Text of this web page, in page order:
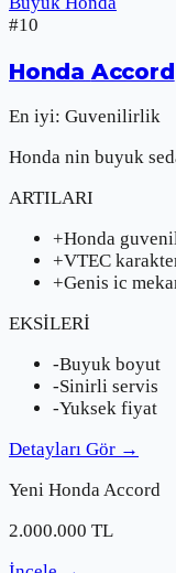
#10
Honda Accord
En iyi: Guvenilirlik
Honda nin buyuk
ARTILARI
+Honda
+VTEC
+Genis ic
EKSİLERİ
-Buyuk boyut
-Sinirli servis
-Yuksek fiyat
Detayları Gör →
Yeni HondaAccord
2.000.000 TL